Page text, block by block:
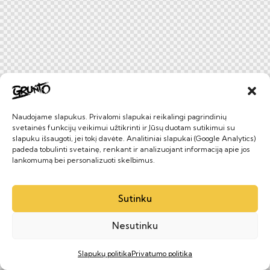
Naudojame slapukus. Privalomi slapukai reikalingi pagrindinių
svetainės funkcijų veikimui užtikrinti ir Jūsų duotam sutikimui su
slapuku išsaugoti, jei tokį davėte. Analitiniai slapukai (Google Analytics)
padeda tobulinti svetainę, renkant ir analizuojant informaciją apie jos
lankomumą bei personalizuoti skelbimus.
Sutinku
Nesutinku
Slapukų politikaPrivatumo politika